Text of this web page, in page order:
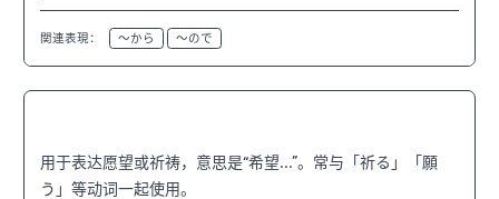
関連表現： 〜から 〜ので
用于表达愿望或祈祷，意思是“希望...”。常与「祈る」「願
う」等动词一起使用。